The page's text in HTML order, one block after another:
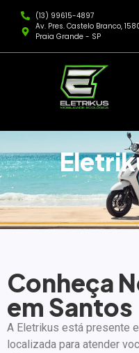
(13) 99615-4897
Av. Pres. Castelo Branco,
Praia Grande - SP
Conheça
em Santos
A Eletrikus está presente
localizada para atender